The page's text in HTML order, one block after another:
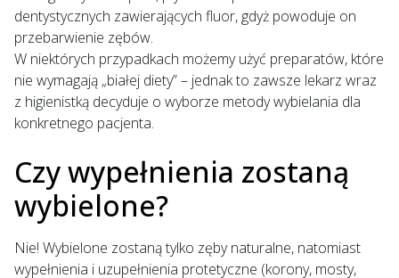
dentystycznych zawierających fluor, gdyż powoduje on
przebarwienie zębów.
W niektórych przypadkach możemy użyć preparatów, które
nie wymagają „białej diety” – jednak to zawsze lekarz wraz
z higienistką decyduje o wyborze metody wybielania dla
konkretnego pacjenta.
Czy wypełnienia zostaną
wybielone?
Nie! Wybielone zostaną tylko zęby naturalne, natomiast
wypełnienia i uzupełnienia protetyczne (korony, mosty,